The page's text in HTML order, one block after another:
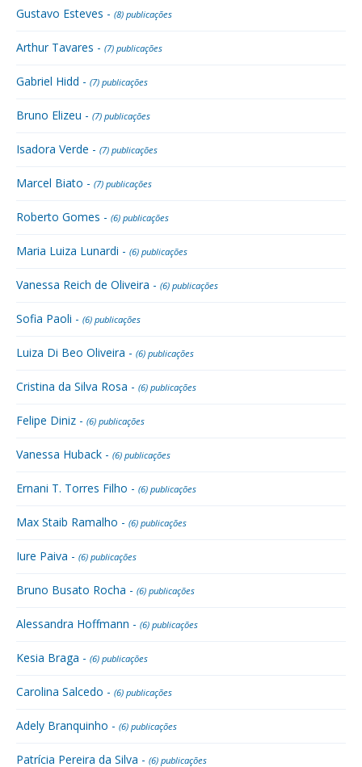
Gustavo Esteves - (8) publicações
Arthur Tavares - (7) publicações
Gabriel Hidd - (7) publicações
Bruno Elizeu - (7) publicações
Isadora Verde - (7) publicações
Marcel Biato - (7) publicações
Roberto Gomes - (6) publicações
Maria Luiza Lunardi - (6) publicações
Vanessa Reich de Oliveira - (6) publicações
Sofia Paoli - (6) publicações
Luiza Di Beo Oliveira - (6) publicações
Cristina da Silva Rosa - (6) publicações
Felipe Diniz - (6) publicações
Vanessa Huback - (6) publicações
Ernani T. Torres Filho - (6) publicações
Max Staib Ramalho - (6) publicações
Iure Paiva - (6) publicações
Bruno Busato Rocha - (6) publicações
Alessandra Hoffmann - (6) publicações
Kesia Braga - (6) publicações
Carolina Salcedo - (6) publicações
Adely Branquinho - (6) publicações
Patrícia Pereira da Silva - (6) publicações